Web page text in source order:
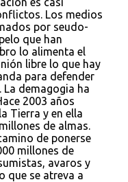
Los medios
por seudo-
que han
lo alimenta el
libre lo que hay
para defender
demagogia ha
2003 años
Tierra y en ella
de almas.
de ponerse
millones de
avaros y
que se atreva a